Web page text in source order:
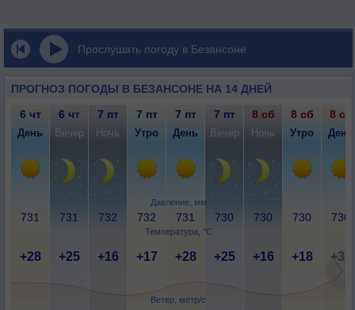
Прослушать погоду в Безансоне
ПРОГНОЗ ПОГОДЫ В БЕЗАНСОНЕ НА 14 ДНЕЙ
Давление, мм
Температура, °C
Ветер, метр/с
6 чт 6 чт 7 пт 7 пт 7 пт 7 пт 8 сб 8 сб 8 сб
День Вечер Ночь Утро День Вечер Ночь Утро День
731 731 732 732 731 730 730 730 730
+28 +25 +16 +17 +28 +25 +16 +18 +31